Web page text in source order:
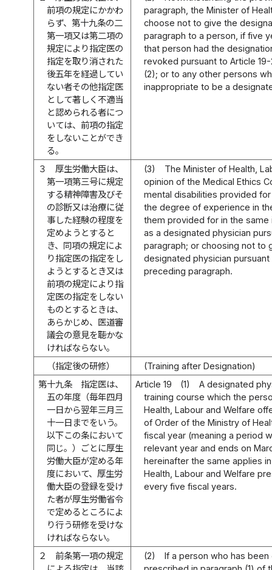
前項の規定にかかわ
らず、第十九条の二
第一項又は第二項の
規定により指定医の
指定を取り消された
後五年を経過してい
ない者その他指定医
として著しく不適当
と認められる者につ
いては、前項の指定
をしないことができ
る。
paragraph, the Minister of
choose not to give the
paragraph to a person, if five
that person had the
revoked pursuant to Article
(2); or to any other persons
inappropriate to be a
３
厚生労働大臣は、
第一項第三号に規定
する精神障害及びそ
の診断又は治療に従
事した経験の程度を
定めようとすると
き、同項の規定によ
り指定医の指定をし
ようとするとき又は
前項の規定により指
定医の指定をしない
ものとするときは、
あらかじめ、医道審
議会の意見を聴かな
ければならない。
(3)
The Minister of Health,
opinion of the Medical Ethics
mental disabilities provided
the degree of experience in
them provided for in the
as a designated physician
paragraph; or choosing not to
designated physician
preceding paragraph.
（指定後の研修）
(Training after Designation)
第十九条
指定医は、
五の年度（毎年四月
一日から翌年三月三
十一日までをいう。
以下この条において
同じ。）ごとに厚生
労働大臣が定める年
度において、厚生労
働大臣の登録を受け
た者が厚生労働省令
で定めるところによ
り行う研修を受けな
ければならない。
Article 19 (1)
A designated
training course which the
Health, Labour and Welfare
of Order of the Ministry of
fiscal year (meaning a period
relevant year and ends on
hereinafter the same applies
Health, Labour and Welfare
every five fiscal years.
２
前条第一項の規定
(2)
If a person who has